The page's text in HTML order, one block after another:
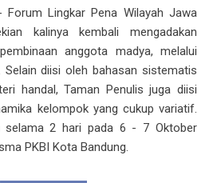
- Forum Lingkar Pena Wilayah Jawa
kalinya kembali mengadakan
anggota madya, melalui
Selain diisi oleh bahasan sistematis
handal, Taman Penulis juga diisi
kelompok yang cukup variatif.
selama 2 hari pada 6 - 7 Oktober
PKBI Kota Bandung.